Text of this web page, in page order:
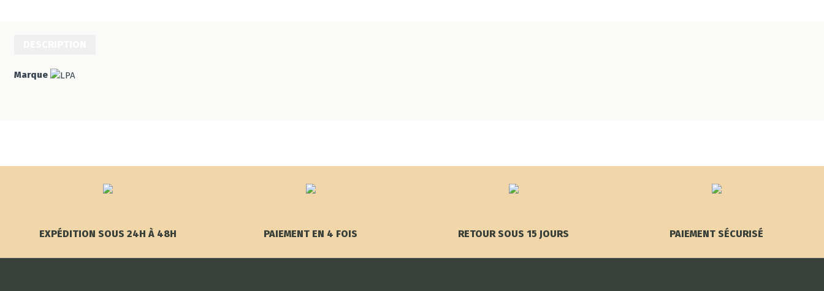
Marque
EXPÉDITION SOUS 24H À 48H PAIEMENT EN 4 FOIS RETOUR SOUS 15 JOURS PAIEMENT SÉCURISÉ